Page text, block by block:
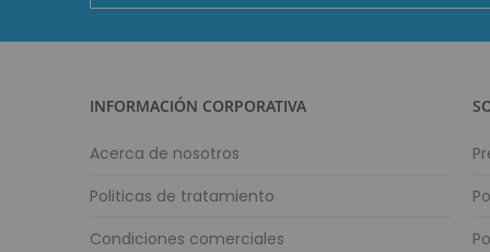
boletín
INFORMACIÓN CORPORATIVA
Acerca de nosotros
Politicas de tratamiento
Condiciones comerciales